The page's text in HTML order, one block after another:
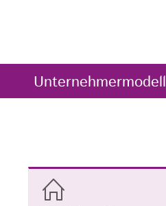
Unternehmermodell